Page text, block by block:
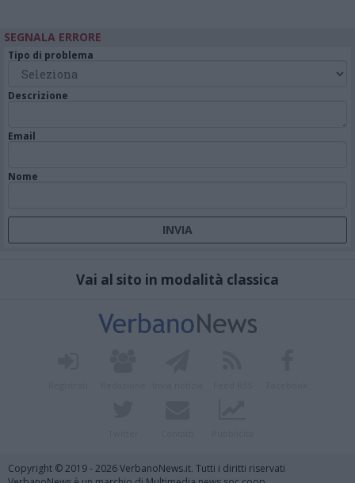
SEGNALA ERRORE
Tipo di problema
Descrizione
Email
Nome
Vai al sito in modalità classica
Copyright © 2019 - 2026 VerbanoNews.it. Tutti i diritti riservati